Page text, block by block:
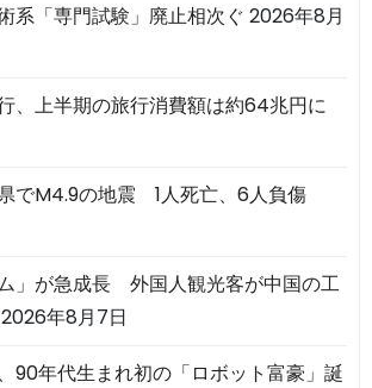
系「専門試験」廃止相次ぐ 2026年8月
、上半期の旅行消費額は約64兆円に
でM4.9の地震 1人死亡、6人負傷
ム」が急成長 外国人観光客が中国の工
2026年8月7日
90年代生まれ初の「ロボット富豪」誕